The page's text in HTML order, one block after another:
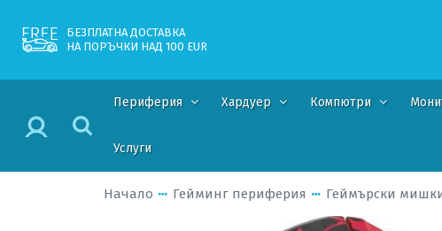
БЕЗПЛАТНА ДОСТАВКА
НА ПОРЪЧКИ НАД 100 EUR
Периферия Хардуер Компютри
Услуги
Начало Гейминг периферия Геймърски